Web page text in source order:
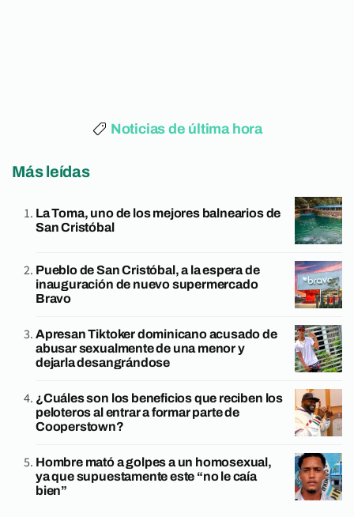
Noticias de última hora
Más leídas
La Toma, uno de los mejores balnearios de
San Cristóbal
Pueblo de San Cristóbal, a la espera de
inauguración de nuevo supermercado
Bravo
Apresan Tiktoker dominicano acusado de
abusar sexualmente de una menor y
dejarla desangrándose
¿Cuáles son los beneficios que reciben los
peloteros al entrar a formar parte de
Cooperstown?
Hombre mató a golpes a un homosexual,
ya que supuestamente este “no le caía
bien”